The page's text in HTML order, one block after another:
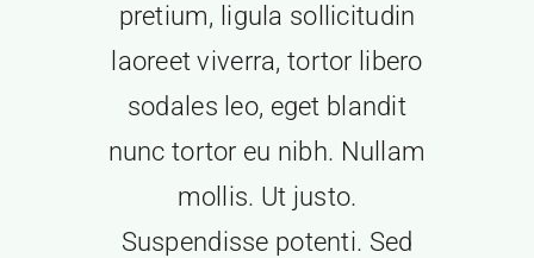
pretium, ligula sollicitudin
laoreet viverra, tortor libero
sodales leo, eget blandit
nunc tortor eu nibh. Nullam
mollis. Ut justo.
Suspendisse potenti. Sed